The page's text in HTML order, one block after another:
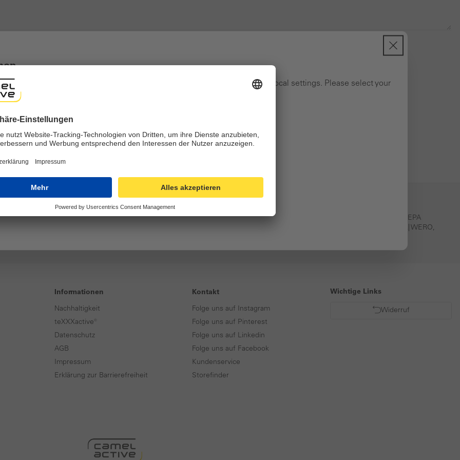
einkaufen
Einfache Retoure
PayPal, Klarna, Kreditkarte, SEPA
Lastschrift, Apple Pay, iDEAL| WERO,
Informationen
Nachhaltigkeit
teXXXactive®
Datenschutz
AGB
Impressum
Erklärung zur Barrierefreiheit
Kontakt
Folge uns auf Instagram
Folge uns auf Pinterest
Folge uns auf Linkedin
Folge uns auf Facebook
Kundenservice
Storefinder
Wichtige Links
Widerruf
experience, we would like to show you the online shop according to your local settings. Please select your
that we currently only ship to countries shown here.